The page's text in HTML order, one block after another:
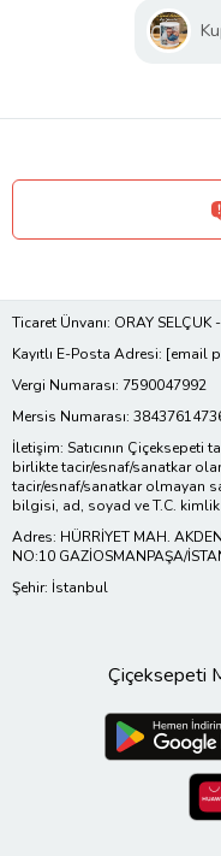
Ticaret Ünvanı: ORAY SELÇUK
Kayıtlı E-Posta Adresi: [email
Vergi Numarası: 7590047992
Mersis Numarası:
İletişim: Satıcının
birlikte tacir/esnaf/sanatkar
tacir/esnaf/sanatkar olmayan
bilgisi, ad, soyad ve T.C.
Adres: HÜRRİYET MAH.
NO:10 GAZİOSMANPAŞA/
Şehir: İstanbul
Çiçeksepeti